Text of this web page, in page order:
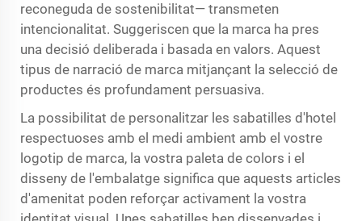
reconeguda de sostenibilitat— transmeten
intencionalitat. Suggeriscen que la marca ha pres
una decisió deliberada i basada en valors. Aquest
tipus de narració de marca mitjançant la selecció de
productes és profundament persuasiva.
La possibilitat de personalitzar les sabatilles d'hotel
respectuoses amb el medi ambient amb el vostre
logotip de marca, la vostra paleta de colors i el
disseny de l'embalatge significa que aquests articles
d'amenitat poden reforçar activament la vostra